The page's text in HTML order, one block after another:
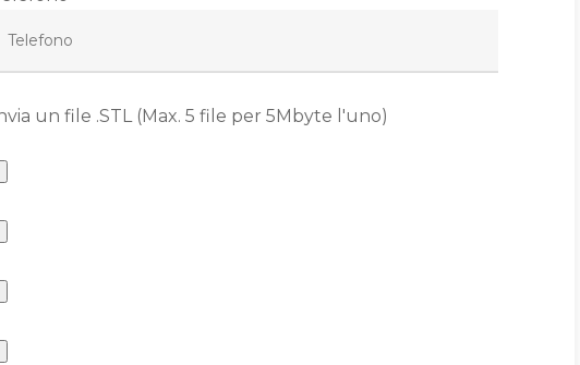
un file .STL (Max. 5 file per 5Mbyte l'uno)